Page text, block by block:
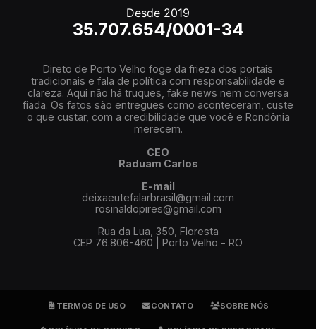
Desde 2019
35.707.654/0001-34
Direto de Porto Velho foge da frieza dos portais
tradicionais e fala de política com responsabilidade e
clareza. Aqui não há truques, fake news nem conversa
fiada. Os fatos são entregues como aconteceram, custe
o que custar, com a credibilidade que você e Rondônia
merecem.
CEO
Raduam Carlos
E-mail
deixaeutefalarbrasil@gmail.com
rosinaldopires@gmail.com
Rua da Lua, 350, Floresta
CEP 76.806-460 | Porto Velho - RO
TERMOS DE USO CONTATO SOBRE NÓS